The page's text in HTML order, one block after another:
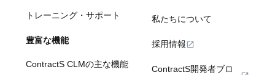
トレーニング・サポート
豊富な機能
ContractS CLMの主な機能
私たちについて
採用情報
ContractS開発者ブロ